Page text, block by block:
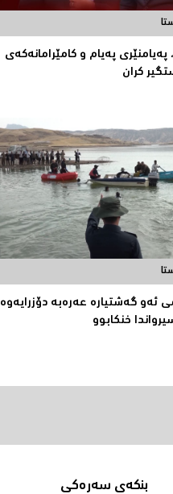
په‌یام و كامێرامانه‌كه‌ی
كران
ئەو گەشتیارە عەرەبە دۆزرایەوە
خنكابوو
بنکەی سەرەکی